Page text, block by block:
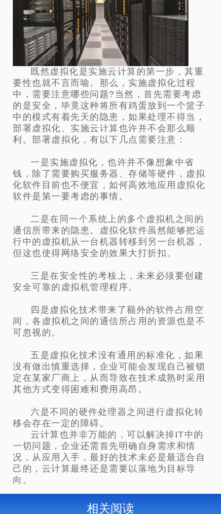
既然虚拟化是实施云计算的第一步，其重
要性也就不言而喻。那么，实施虚拟化过程
中，需要注意哪些问题?当然，首先需要考虑
的是安全，毕竟这种将所有鸡蛋放到一个篮子
中的模式有着先天的隐患，如果处理不得当，
部署虚拟化、实施云计算也许并不会那么顺
利。部署虚拟化，有以下几点需要注意：
一是实施虚拟化，也许并不像想象中省
钱，除了需要购买服务器、存储等硬件，虚拟
化软件目前也不便宜，如何高效地应用虚拟化
软件是第一要考虑的事情。
二是在同一个系统上的多个虚拟机之间的
通信所带来的隐患。虚拟化软件虽然能够把运
行中的虚拟机从一台机器转移到另一台机器，
但这也使得网络安全的效果大打折扣。
三是在安全性的考核上，未来必须要创建
安全可靠的虚拟机管理程序。
四是虚拟化技术带来了额外的软件占用空
间，各虚拟机之间的通信所占用的资源也是不
可忽视的。
五是虚拟化技术没有通用的标准化，如果
没有做出慎重选择，企业可能会发现自己被锁
定在某家厂商上，从而导致在技术成熟时采用
其他方式变得困难和费用高昂。
六是不同的硬件处理器之间进行虚拟化转
移会存在一定的障碍。
云计算也并非万能的，可以解决掉IT中的
一切问题，企业还需首先明确自身需求和情
况，从应用入手，最好的技术未必是最适合自
己的，云计算最终还是需要以落地为目标导
向。
相关阅读